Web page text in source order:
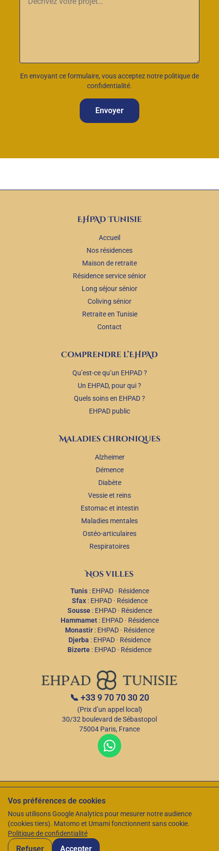
En envoyant ce formulaire, vous acceptez notre politique de
confidentialité.
Envoyer
EHPAD Tunisie
Accueil
Nos résidences
Maison de retraite
Résidence service sénior
Long séjour sénior
Coliving sénior
Retraite en Tunisie
Contact
Comprendre l’EHPAD
Qu’est-ce qu’un EHPAD ?
Un EHPAD, pour qui ?
Quels soins en EHPAD ?
EHPAD public
Maladies chroniques
Alzheimer
Démence
Diabète
Vessie et reins
Estomac et intestin
Maladies mentales
Ostéo-articulaires
Respiratoires
Nos villes
Tunis: EHPAD· Résidence
Sfax: EHPAD· Résidence
Sousse: EHPAD· Résidence
Hammamet: EHPAD· Résidence
Monastir: EHPAD· Résidence
Djerba : EHPAD · Résidence
Bizerte : EHPAD · Résidence
📞 +33 9 70 70 30 20
(Prix d’un appel local)
30/32 boulevard de Sébastopol
75004 Paris, France
C.G.UPolitique de confidentialité
© 2026 EHPAD Tunisie — Tous droits réservés
Mis à jour le1 février 2024
Vos préférences de cookies
Nous utilisons Google Analytics pour mesurer notre audience
(cookies tiers). Matomo et Umami fonctionnent sans cookie.
Politique de confidentialité
Refuser Accepter